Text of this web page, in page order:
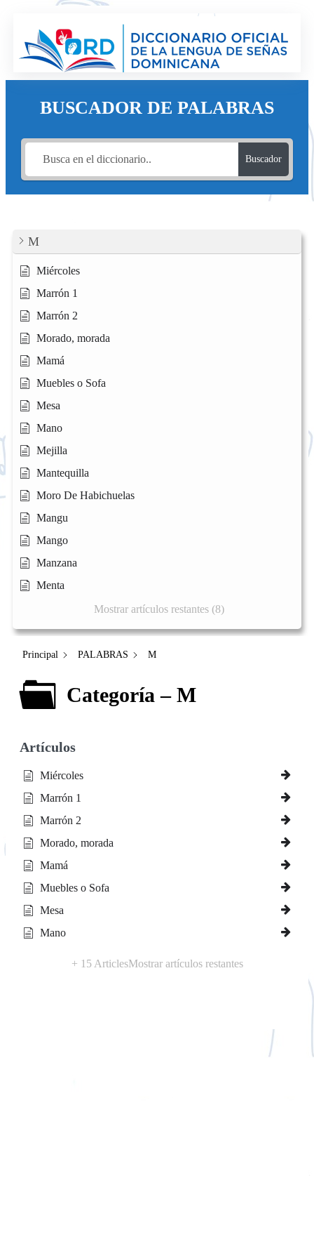
contenido
BUSCADOR DE PALABRAS
Buscador
M
Miércoles
Marrón 1
Marrón 2
Morado, morada
Mamá
Muebles o Sofa
Mesa
Mano
Mejilla
Mantequilla
Moro De Habichuelas
Mangu
Mango
Manzana
Menta
Mostrar artículos restantes (8)
Principal PALABRAS M
Categoría – M
Artículos
Miércoles
Marrón 1
Marrón 2
Morado, morada
Mamá
Muebles o Sofa
Mesa
Mano
+ 15 ArticlesMostrar artículos restantes